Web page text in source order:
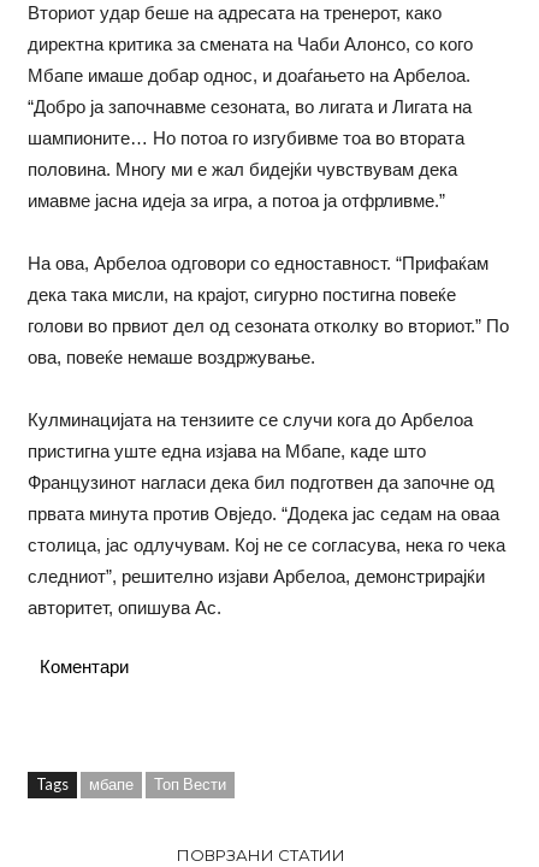
Вториот удар беше на адресата на тренерот, како
директна критика за смената на Чаби Алонсо, со кого
Мбапе имаше добар однос, и доаѓањето на Арбелоа.
“Добро ја започнавме сезоната, во лигата и Лигата на
шампионите… Но потоа го изгубивме тоа во втората
половина. Многу ми е жал бидејќи чувствувам дека
имавме јасна идеја за игра, а потоа ја отфрливме.”
На ова, Арбелоа одговори со едноставност. “Прифаќам
дека така мисли, на крајот, сигурно постигна повеќе
голови во првиот дел од сезоната отколку во вториот.” По
ова, повеќе немаше воздржување.
Кулминацијата на тензиите се случи кога до Арбелоа
пристигна уште една изјава на Мбапе, каде што
Французинот нагласи дека бил подготвен да започне од
првата минута против Овједо. “Додека јас седам на оваа
столица, јас одлучувам. Кој не се согласува, нека го чека
следниот”, решително изјави Арбелоа, демонстрирајќи
авторитет, опишува Ас.
Коментари
Tags мбапе Топ Вести
ПОВРЗАНИ СТАТИИ